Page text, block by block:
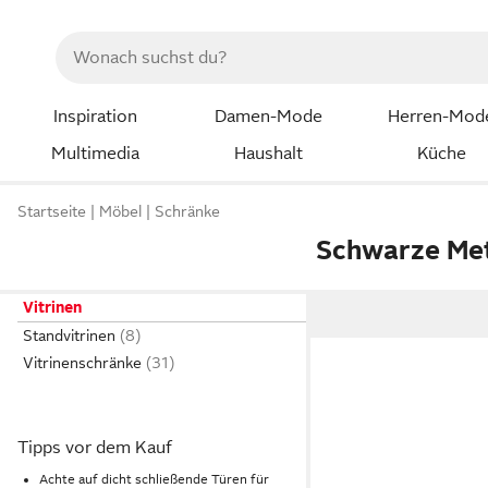
Inspiration Damen-Mode
Herren-
Multimedia
Haushalt Küche
Startseite Möbel Schränke
Schwarze
Vitrinen
Standvitrinen
Vitrinenschränke
Tipps vor dem Kauf
Achte auf dicht schließende Türen für